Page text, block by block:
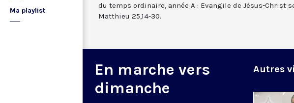
Ma playlist
du temps ordinaire, année A : Evangile de Jésus-Christ
Matthieu 25,14-30.
En marche vers
dimanche
Autres